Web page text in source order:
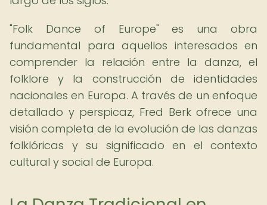
"Folk Dance of Europe" es una obra
fundamental para aquellos interesados en
comprender la relación entre la danza, el
folklore y la construcción de identidades
nacionales en Europa. A través de un enfoque
detallado y perspicaz, Fred Berk ofrece una
visión completa de la evolución de las danzas
folklóricas y su significado en el contexto
cultural y social de Europa.